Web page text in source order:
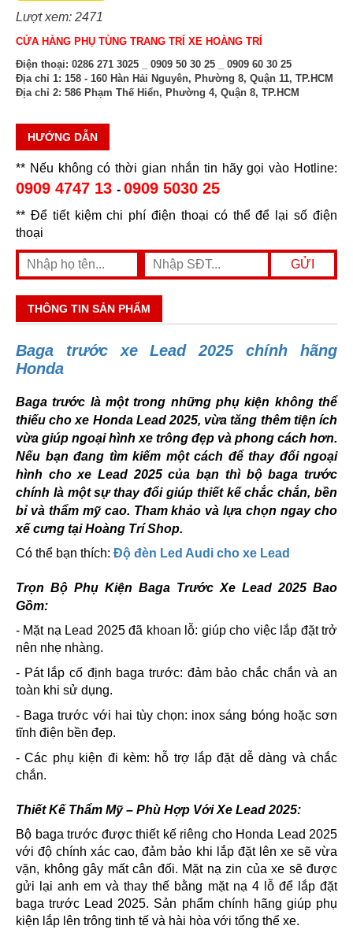
Lượt xem: 2471
CỬA HÀNG PHỤ TÙNG TRANG TRÍ XE HOÀNG TRÍ
Điện thoại: 0286 271 3025 _ 0909 50 30 25 _ 0909 60 30 25
Địa chỉ 1: 158 - 160 Hàn Hải Nguyên, Phường 8, Quận 11, TP.HCM
Địa chỉ 2: 586 Phạm Thế Hiển, Phường 4, Quận 8, TP.HCM
HƯỚNG DẪN
** Nếu không có thời gian nhắn tin hãy gọi vào Hotline:
0909 4747 13 - 0909 5030 25
** Để tiết kiệm chi phí điện thoại có thể để lại số điện
thoại
THÔNG TIN SẢN PHẨM
Baga trước xe Lead 2025 chính hãng
Honda
Baga trước là một trong những phụ kiện không thể
thiếu cho xe Honda Lead 2025, vừa tăng thêm tiện ích
vừa giúp ngoại hình xe trông đẹp và phong cách hơn.
Nếu bạn đang tìm kiếm một cách để thay đổi ngoại
hình cho xe Lead 2025 của bạn thì bộ baga trước
chính là một sự thay đổi giúp thiết kế chắc chắn, bền
bỉ và thẩm mỹ cao. Tham khảo và lựa chọn ngay cho
xế cưng tại Hoàng Trí Shop.
Có thể bạn thích: Độ đèn Led Audi cho xe Lead
Trọn Bộ Phụ Kiện Baga Trước Xe Lead 2025 Bao
Gồm:
- Mặt nạ Lead 2025 đã khoan lỗ: giúp cho việc lắp đặt trở
nên nhẹ nhàng.
- Pát lắp cố định baga trước: đảm bảo chắc chắn và an
toàn khi sử dụng.
- Baga trước với hai tùy chọn: inox sáng bóng hoặc sơn
tĩnh điện bền đẹp.
- Các phụ kiện đi kèm: hỗ trợ lắp đặt dễ dàng và chắc
chắn.
Thiết Kế Thẩm Mỹ – Phù Hợp Với Xe Lead 2025:
Bộ baga trước được thiết kế riêng cho Honda Lead 2025
với độ chính xác cao, đảm bảo khi lắp đặt lên xe sẽ vừa
vặn, không gây mất cân đối. Mặt nạ zin của xe sẽ được
gửi lại anh em và thay thế bằng mặt nạ 4 lỗ để lắp đặt
baga trước Lead 2025. Sản phẩm chính hãng giúp phụ
kiện lắp lên trông tinh tế và hài hòa với tổng thể xe.